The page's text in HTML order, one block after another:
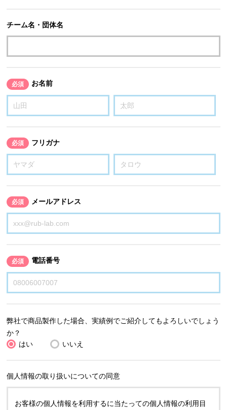
チーム名・団体名
必須 お名前
必須 フリガナ
必須 メールアドレス
必須 電話番号
弊社で商品製作した場合、実績例でご紹介してもよろしいでしょう
か？
はい
いいえ
個人情報の取り扱いについての同意
お客様の個人情報を利用するに当たっての個人情報の利用目